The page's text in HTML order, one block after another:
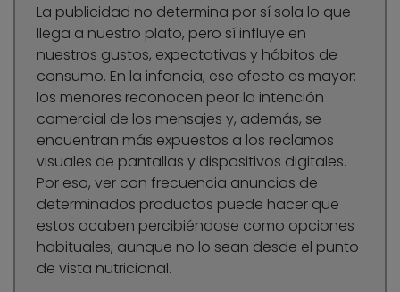
La publicidad no determina por sí sola lo que
llega a nuestro plato, pero sí influye en
nuestros gustos, expectativas y hábitos de
consumo. En la infancia, ese efecto es mayor:
los menores reconocen peor la intención
comercial de los mensajes y, además, se
encuentran más expuestos a los reclamos
visuales de pantallas y dispositivos digitales.
Por eso, ver con frecuencia anuncios de
determinados productos puede hacer que
estos acaben percibiéndose como opciones
habituales, aunque no lo sean desde el punto
de vista nutricional.